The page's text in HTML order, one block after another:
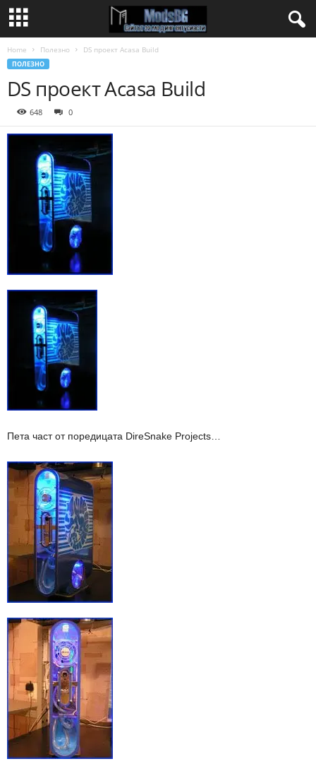
Home Полезно DS проект Acasa Build
ПОЛЕЗНО
DS проект Acasa Build
648 0
Пета част от поредицата DireSnake Projects…